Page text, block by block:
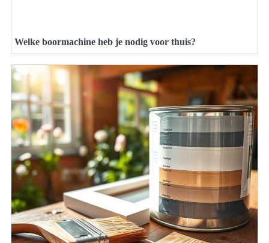
Welke boormachine heb je nodig voor thuis?